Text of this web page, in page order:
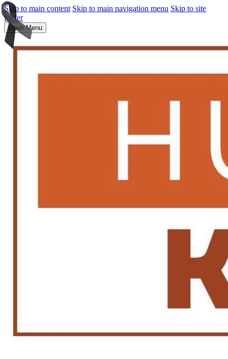
Skip to main content Skip to main navigation menu Skip to site
footer
Open Menu